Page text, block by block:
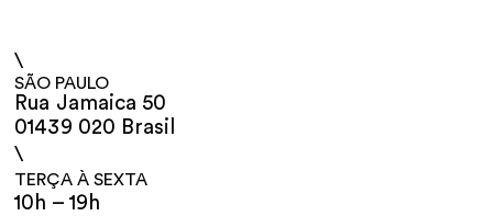
\
SÃO PAULO
Rua Jamaica 50
01439 020 Brasil
\
TERÇA À SEXTA
10h – 19h